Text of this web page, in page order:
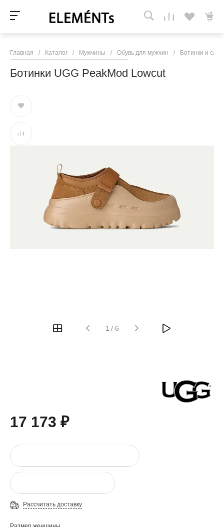
Главная / Каталог / Мужчины / Обувь для мужчин / Ботинки и
Ботинки UGG PeakMod Lowcut
1 / 6
17 173 ₽
Рассчитать доставку